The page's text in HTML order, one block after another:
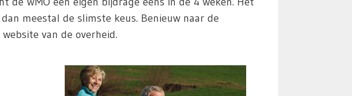
meestal de slimste keus. Benieuw naar de
website van de overheid.